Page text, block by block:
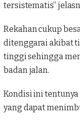
tersistematis”
Rekahan cukup
ditenggarai akibat
tinggi sehingga
badan jalan.
Kondisi ini
yang dapat